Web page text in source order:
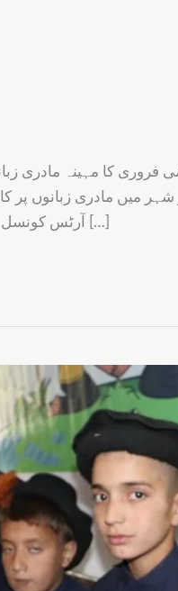
فروری کا مہینہ مادری
میں مادری زبانوں پر
آرٹس کونسل لاہور کے تمام ہالوں کو خصوصی طور پر سجایا گیا […]